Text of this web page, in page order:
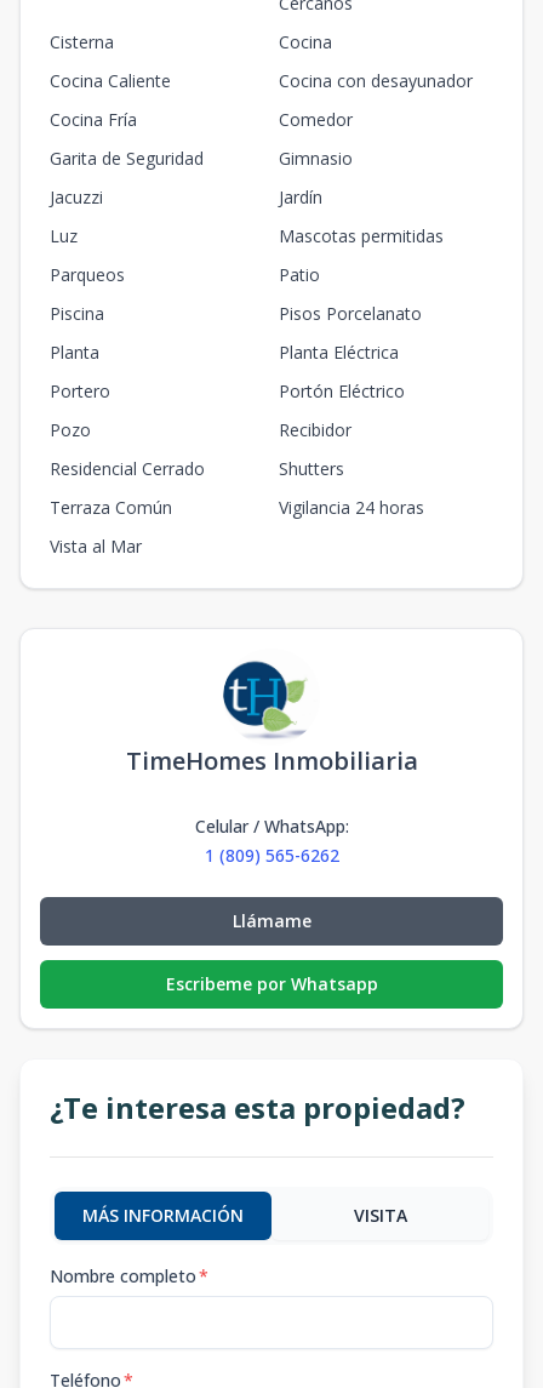
Cisterna
Cocina
Cocina Caliente
Cocina con desayunador
Cocina Fría
Comedor
Garita de Seguridad
Gimnasio
Jacuzzi
Jardín
Luz
Mascotas permitidas
Parqueos
Patio
Piscina
Pisos Porcelanato
Planta
Planta Eléctrica
Portero
Portón Eléctrico
Pozo
Recibidor
Residencial Cerrado
Shutters
Terraza Común
Vigilancia 24 horas
Vista al Mar
TimeHomes Inmobiliaria
Celular / WhatsApp:
1 (809) 565-6262
Llámame
Escribeme por Whatsapp
¿Te interesa esta propiedad?
MÁS INFORMACIÓN VISITA
Nombre completo*
Teléfono*